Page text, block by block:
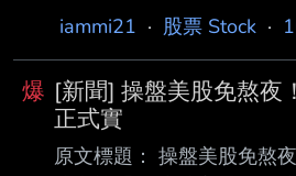
料由 (上市公司)禾伸堂
月 1,500,937 去年同期
405,749 增減百分比
9,216,573 去年累計
1,447,300 增減百分比
iammi21 · 股票 Stock ·
爆 [新聞] 操盤美股免熬
正式實
原文標題： 操盤美股免